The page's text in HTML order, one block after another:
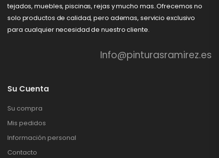
tejados, muebles, piscinas, rejas y mucho mas..Ofrecemos no
solo productos de calidad, pero ademas, servicio exclusivo
para cualquier necesidad de nuestro cliente.
Info@pinturasramirez.es
Su Cuenta
Su compra
Mis pedidos
Información personal
Contacto